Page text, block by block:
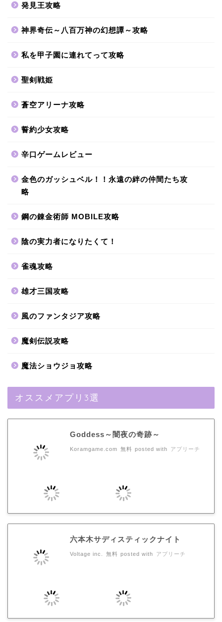
発見王攻略
神界奇伝～八百万神の幻想譚～攻略
私を甲子園に連れてって攻略
聖剣戦姫
蒼空アリーナ攻略
誓約少女攻略
辛口ゲームレビュー
金色のガッシュベル！！永遠の絆の仲間たち攻
略
鋼の錬金術師 MOBILE攻略
陰の実力者になりたくて！
雀魂攻略
雄才三国攻略
風のファンタジア攻略
魔剣伝説攻略
魔法ショウジョ攻略
オススメアプリ3選
Goddess～闇夜の奇跡～
Koramgame.com 無料 posted with アプリーチ
六本木サディスティックナイト
Voltage inc. 無料 posted with アプリーチ